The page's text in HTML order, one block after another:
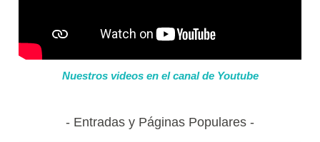
Nuestros videos en el canal de Youtube
Entradas y Páginas Populares